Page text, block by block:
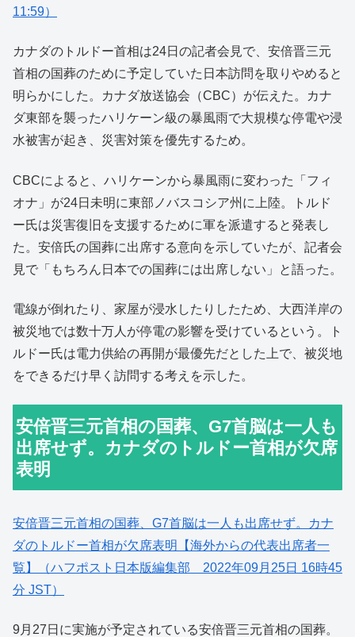
11:59）
カナダのトルドー首相は24日の記者会見で、安倍晋三元
首相の国葬のために予定していた日本訪問を取りやめると
明らかにした。カナダ放送協会（CBC）が伝えた。カナ
ダ東部を襲ったハリケーン級の暴風雨で大規模な停電や浸
水被害が起き、災害対策を優先するため。
CBCによると、ハリケーンから暴風雨に変わった「フィ
オナ」が24日未明に東部ノバスコシア州に上陸。トルド
ー氏は災害復旧を支援するために軍を派遣すると発表し
た。安倍氏の国葬に出席する意向を示していたが、記者会
見で「もちろん日本での国葬には出席しない」と語った。
電線が倒れたり、家屋が浸水したりしたため、大西洋岸の
被災地では数十万人が停電の影響を受けているという。ト
ルドー氏は電力供給の再開が最優先だとした上で、被災地
をできるだけ早く訪問する考えを示した。
安倍晋三元首相の国葬、G7首脳は一人も
出席せず。カナダのトルドー首相が欠席
表明
安倍晋三元首相の国葬、G7首脳は一人も出席せず。カナ
ダのトルドー首相が欠席表明【海外からの代表出席者一
覧】（ハフポスト日本版編集部 2022年09月25日 16時45
分 JST）
9月27日に実施が予定されている安倍晋三元首相の国葬。